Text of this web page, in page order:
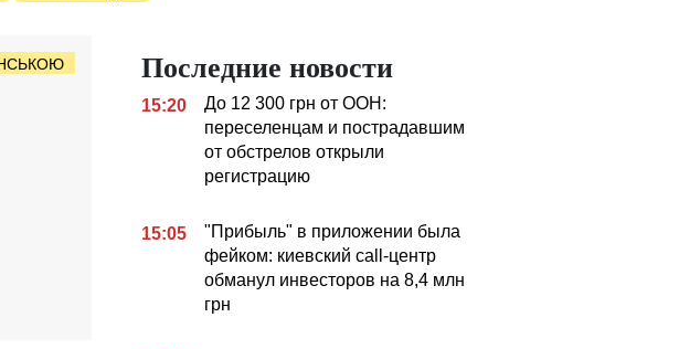
Последние новости
15:20
До 12 300 грн от ООН:
переселенцам и пострадавшим
от обстрелов открыли
регистрацию
15:05
"Прибыль" в приложении была
фейком: киевский call-центр
обманул инвесторов на 8,4 млн
грн